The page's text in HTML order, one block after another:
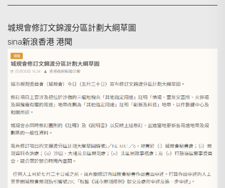
城規會修訂文錦渡分區計劃大綱草圖
sina新浪香港 港聞